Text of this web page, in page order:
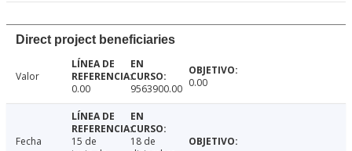
Direct project beneficiaries
Valor
0.00
9563900.00 0.00
Fecha
15 de
18 de